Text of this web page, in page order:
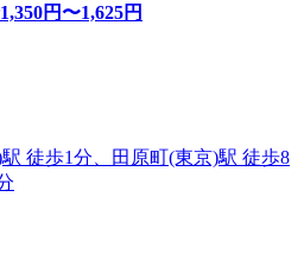
1,350円〜1,625円
徒歩1分、田原町(東京)駅 徒歩8